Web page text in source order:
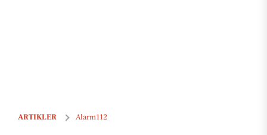
ARTIKLER Alarm112
Fører af personbil sigtet